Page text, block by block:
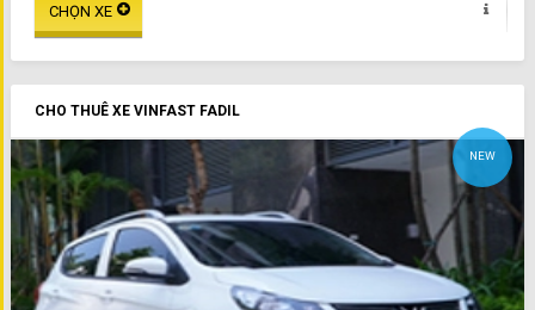
CHO THUÊ XE VINFAST FADIL
NEW